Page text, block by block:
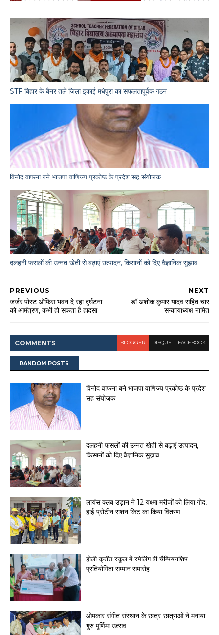
STF बिहार के बैनर तले जिला इकाई मधेपुरा का सफलतापूर्वक गठन
विनोद वाफना बने भाजपा वाणिज्य प्रकोष्ठ के प्रदेश सह संयोजक
दलहनी फसलों की उन्नत खेती से बढ़ाएं उत्पादन, किसानों को दिए वैज्ञानिक सुझाव
NEXT
डॉ अशोक कुमार यादव सहित चार
सन्कायाध्यक्ष नामित
PREVIOUS
जर्जर पोस्ट ऑफिस भवन दे रहा दुर्घटना
को आमंत्रण, कभी हो सकता है हादसा
COMMENTS BLOGGER DISQUS FACEBOOK
RANDOM POSTS
विनोद वाफना बने भाजपा वाणिज्य प्रकोष्ठ के प्रदेश
सह संयोजक
दलहनी फसलों की उन्नत खेती से बढ़ाएं उत्पादन,
किसानों को दिए वैज्ञानिक सुझाव
लायंस क्लब उड़ान ने 12 यक्ष्मा मरीजों को लिया गोद,
हाई प्रोटीन राशन किट का किया वितरण
होली क्रॉस स्कूल में स्पेलिंग बी चैम्पियनशिप
प्रतियोगिता सम्मान समारोह
ओमकार संगीत संस्थान के छात्र-छात्राओं ने मनाया
गुरु पूर्णिमा उत्सव